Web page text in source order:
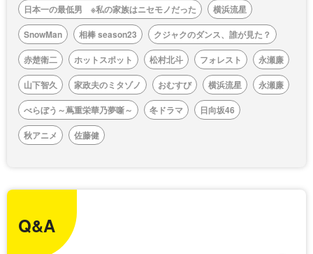
日本一の最低男 ※私の家族はニセモノだった
横浜流星
SnowMan
相棒 season23
クジャクのダンス、誰が見た？
赤楚衛二
ホットスポット 松村北斗 フォレスト
永瀬廉
山下智久
家政夫のミタゾノ おむすび 横浜流星
永瀬廉
べらぼう～蔦重栄華乃夢噺～
冬ドラマ
日向坂46
秋アニメ
佐藤健
Q&A